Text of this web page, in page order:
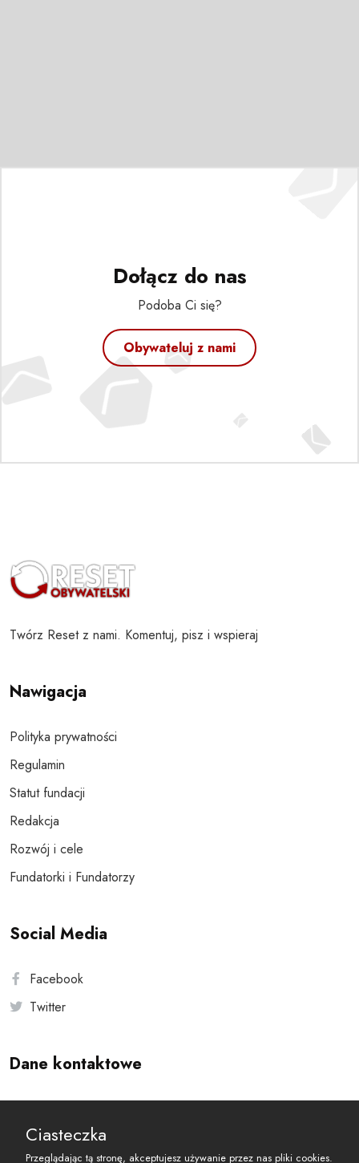
Dołącz do nas
Podoba Ci się?
Obywateluj z nami
Twórz Reset z nami. Komentuj, pisz i wspieraj
Nawigacja
Polityka prywatności
Regulamin
Statut fundacji
Redakcja
Rozwój i cele
Fundatorki i Fundatorzy
Social Media
Facebook
Twitter
Dane kontaktowe
reset@resetobywatelski.pl
Ciasteczka
Przeglądając tą stronę, akceptujesz używanie przez nas pliki cookies.